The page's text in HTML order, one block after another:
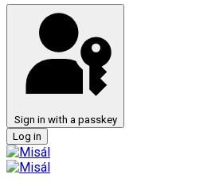
Sign in with a passkey
Log in